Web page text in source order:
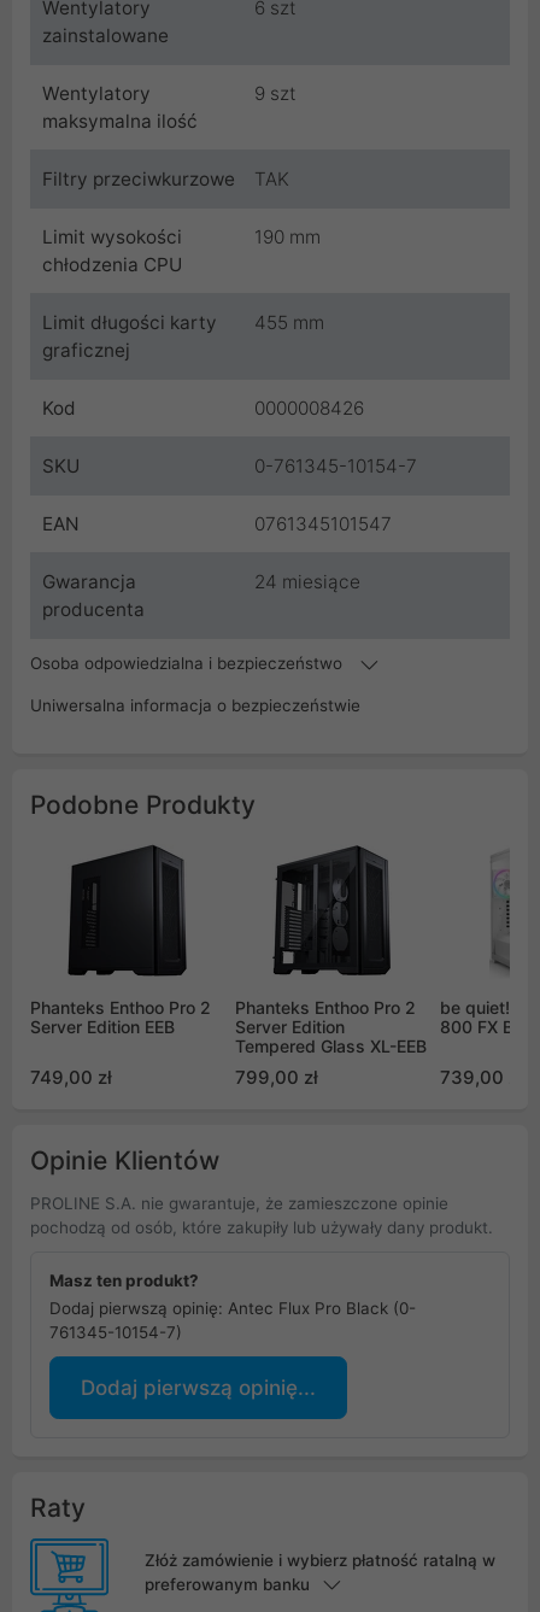
Wentylatory
zainstalowane
6 szt
Wentylatory
maksymalna ilość
9 szt
Filtry przeciwkurzowe TAK
Limit wysokości
chłodzenia CPU
190 mm
Limit długości karty
graficznej
455 mm
Kod 0000008426
SKU 0-761345-10154-7
EAN 0761345101547
Gwarancja
producenta
24 miesiące
Osoba odpowiedzialna i bezpieczeństwo
Uniwersalna informacja o bezpieczeństwie
Podobne Produkty
Phanteks Enthoo Pro 2
Server Edition EEB
749,00 zł
Phanteks Enthoo Pro 2
Server Edition
Tempered Glass XL-EEB
799,00 zł
be quiet!
800 FX
739,00 zł
Opinie Klientów
PROLINE S.A. nie gwarantuje, że zamieszczone opinie
pochodzą od osób, które zakupiły lub używały dany produkt.
Masz ten produkt?
Dodaj pierwszą opinię: Antec Flux Pro Black (0-
761345-10154-7)
Dodaj pierwszą opinię...
Raty
Złóż zamówienie i wybierz płatność ratalną w
preferowanym banku